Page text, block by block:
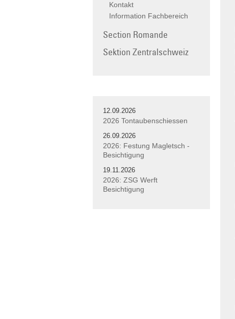
Kontakt
Information Fachbereich
Section Romande
Sektion Zentralschweiz
12.09.2026
2026 Tontaubenschiessen
26.09.2026
2026: Festung Magletsch -
Besichtigung
19.11.2026
2026: ZSG Werft
Besichtigung